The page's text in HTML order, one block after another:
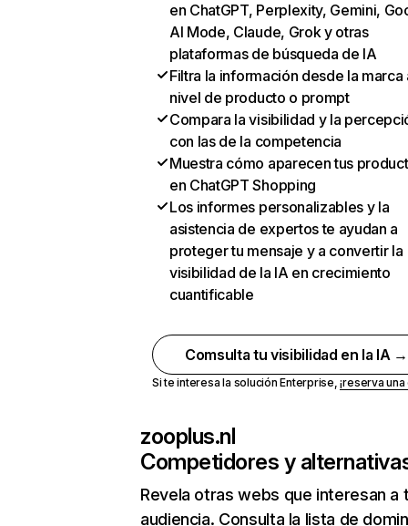
en ChatGPT, Perplexity, Gemini,
AI Mode, Claude, Grok y otras
plataformas de búsqueda de IA
Filtra la información desde la marca
nivel de producto o prompt
Compara la visibilidad y la
con las de la competencia
Muestra cómo aparecen tus
en ChatGPT Shopping
Los informes personalizables y la
asistencia de expertos te ayudan a
proteger tu mensaje y a convertir la
visibilidad de la IA en crecimiento
cuantificable
Comsulta tu visibilidad en la IA →
Si te interesa la solución Enterprise,¡reserva
zooplus.nl
Competidores y
Revela otras webs que interesan a
audiencia. Consulta la lista de